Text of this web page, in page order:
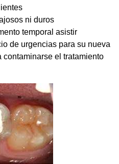
ni duros
temporal asistir
de urgencias para su nueva
el tratamiento